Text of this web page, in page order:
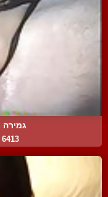
גמירה
6413 צפיות